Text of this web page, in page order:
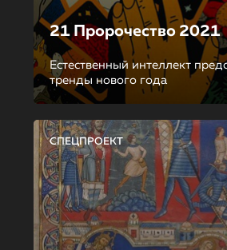
21 Пророчество 2021
Естественный интеллект
тренды нового года
СПЕЦПРОЕКТ